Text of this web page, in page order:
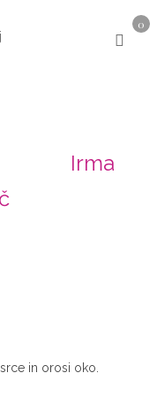
0
Irma
in orosi oko.